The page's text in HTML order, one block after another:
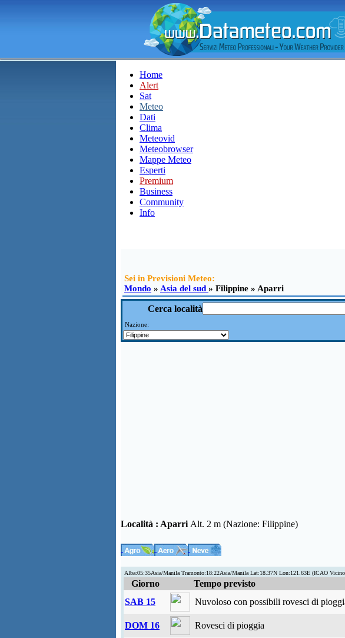
Home
Alert
Sat
Meteo
Dati
Clima
Meteovid
Meteobrowser
Mappe Meteo
Esperti
Premium
Business
Community
Info
Sei in Previsioni Meteo:
Mondo » Asia del sud » Filippine » Aparri
Cerca località
Nazione:
Località : Aparri Alt. 2 m (Nazione: Filippine)
Alba:05:35Asia/Manila Tramonto:18:22Asia/Manila Lat:18.37N Lon:121.63E (ICAO
Giorno Tempo previsto
SAB 15
Nuvoloso con possibili rovesci di
DOM 16 Rovesci di pioggia